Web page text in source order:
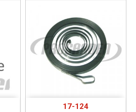
17-124